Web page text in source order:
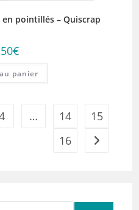
en pointillés – Quiscrap
€
panier
… 14
15
16